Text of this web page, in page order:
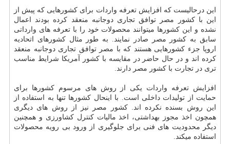
این درحالیست كه افزایش تعرفه واردات برای كشورهایی كه پیش از
این با كشور مصر توافق تجاری دوجانبه منعقد كرده بودند اعمال
نشده و این كشورها میتوانند محصولات خود را با تعرفه های وارداتی
سابق به كشور مصر صادر نمایند. به طور مثال كشورهای اتحادیه
اروپا جزء كشورهایی هستند كه با مصر توافق تجاری دوجانبه منعقد
كرده اند و در حال حاضر در مقایسه با كشور آمریكا شرایط مناسب
تری در تجارت با كشور مصر دارند.
افزایش تعرفه واردات یكی از روش های مرسوم كشورها برای
حمایت از تولیدات داخلی است. با اینحال كشورها تنها به استفاده از
این روش بسنده نكرده اند. كشور مصر نیز از روش های دیگری
همچون اخذ مجوز بهداشتی، اخذ مالیات كنترل كشاورزی و همچنین
دیگر محدودیت های فنی برای جلوگیری از ورود بی رویه محصولات
استفاده میكند.